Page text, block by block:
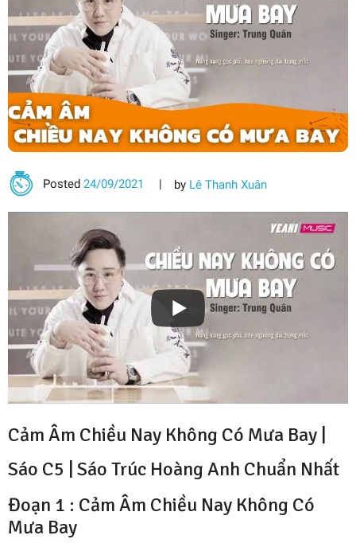
Posted24/09/2021 by Lê Thanh Xuân
Cảm Âm Chiều Nay Không Có Mưa Bay |
Sáo C5 | Sáo Trúc Hoàng Anh Chuẩn Nhất
Đoạn 1 : Cảm Âm Chiều Nay Không Có
Mưa Bay